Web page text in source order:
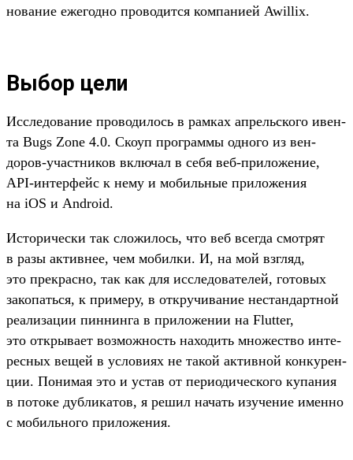
нование еже­год­но про­водит­ся ком­пани­ей Awillix.
Выбор цели
Ис­сле­дова­ние про­води­лось в рам­ках апрель­ско­го ивен­
та Bugs Zone 4.0. Ско­уп прог­раммы одно­го из вен­
доров‑учас­тни­ков вклю­чал в себя веб‑при­ложе­ние,
API-интерфейс к нему и мобиль­ные при­ложе­ния
на iOS и Android.
Ис­торичес­ки так сло­жилось, что веб всег­да смот­рят
в разы активнее, чем мобил­ки. И, на мой взгляд,
это прек­расно, так как для иссле­дова­телей, готовых
закопать­ся, к при­меру, в откру­чива­ние нес­тандар­тной
реали­зации пин­нинга в при­ложе­нии на Flutter,
это откры­вает воз­можность находить мно­жес­тво инте­
рес­ных вещей в усло­виях не такой активной кон­курен­
ции. Понимая это и устав от пери­оди­чес­кого купания
в потоке дуб­ликатов, я решил начать изу­чение имен­но
с мобиль­ного при­ложе­ния.